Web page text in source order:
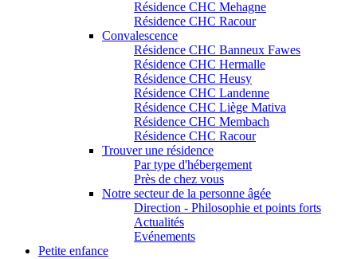
Résidence CHC Mehagne
Résidence CHC Racour
Convalescence
Résidence CHC Banneux Fawes
Résidence CHC Hermalle
Résidence CHC Heusy
Résidence CHC Landenne
Résidence CHC Liège Mativa
Résidence CHC Membach
Résidence CHC Racour
Trouver une résidence
Par type d'hébergement
Près de chez vous
Notre secteur de la personne âgée
Direction - Philosophie et points forts
Actualités
Evénements
Petite enfance